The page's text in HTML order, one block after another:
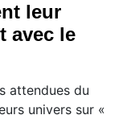
leur
avec le
attendues du
univers sur «